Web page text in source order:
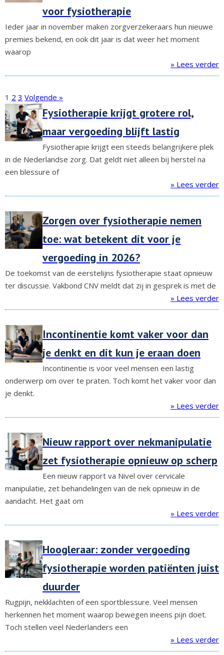
voor fysiotherapie
Ieder jaar in november maken zorgverzekeraars hun nieuwe
premies bekend, en ook dit jaar is dat weer het moment
waarop
» Lees verder
1 2 3 Volgende »
Fysiotherapie krijgt grotere rol,
maar vergoeding blijft lastig
Fysiotherapie krijgt een steeds belangrijkere plek
in de Nederlandse zorg. Dat geldt niet alleen bij herstel na
een blessure of
» Lees verder
Zorgen over fysiotherapie nemen
toe: wat betekent dit voor je
vergoeding in 2026?
De toekomst van de eerstelijns fysiotherapie staat opnieuw
ter discussie. Vakbond CNV meldt dat zij in gesprek is met de
» Lees verder
Incontinentie komt vaker voor dan
je denkt en dit kun je eraan doen
Incontinentie is voor veel mensen een lastig
onderwerp om over te praten. Toch komt het vaker voor dan
je denkt.
» Lees verder
Nieuw rapport over nekmanipulatie
zet fysiotherapie opnieuw op scherp
Een nieuw rapport va Nivel over cervicale
manipulatie, zet behandelingen van de nek opnieuw in de
aandacht. Het gaat om
» Lees verder
Hoogleraar: zonder vergoeding
fysiotherapie worden patiënten juist
duurder
Rugpijn, nekklachten of een sportblessure. Veel mensen
herkennen het moment waarop bewegen ineens pijn doet.
Toch stellen veel Nederlanders een
» Lees verder